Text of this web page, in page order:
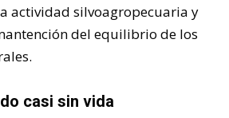
actividad silvoagropecuaria y
del equilibrio de los
casi sin vida